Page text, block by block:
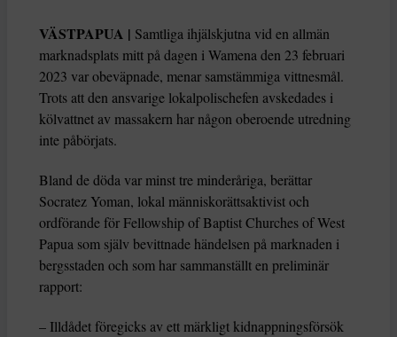
VÄSTPAPUA | Samtliga ihjälskjutna vid en allmän
marknadsplats mitt på dagen i Wamena den 23 februari
2023 var obeväpnade, menar samstämmiga vittnesmål.
Trots att den ansvarige lokalpolischefen avskedades i
kölvattnet av massakern har någon oberoende utredning
inte påbörjats.
Bland de döda var minst tre minderåriga, berättar
Socratez Yoman, lokal människorättsaktivist och
ordförande för Fellowship of Baptist Churches of West
Papua som själv bevittnade händelsen på marknaden i
bergsstaden och som har sammanställt en preliminär
rapport:
– Illdådet föregicks av ett märkligt kidnappningsförsök